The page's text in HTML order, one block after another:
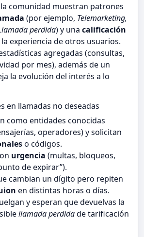
comunidad muestran patrones
(por ejemplo, Telemarketing,
perdida) y una calificación
experiencia de otros usuarios.
agregadas (consultas,
por mes), además de un
la evolución del interés a lo
en llamadas no deseadas
como entidades conocidas
operadores) y solicitan
o códigos.
urgencia (multas, bloqueos,
de expirar”).
cambian un dígito pero repiten
en distintas horas o días.
y esperan que devuelvas la
llamada perdidade tarificación